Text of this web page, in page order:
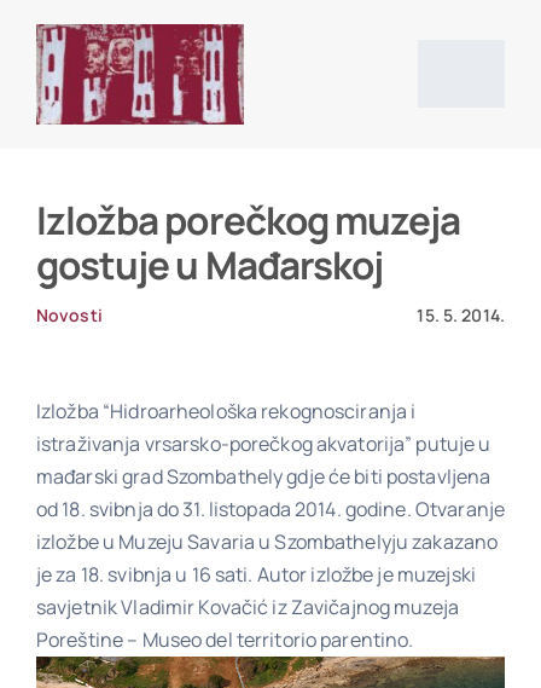
content
Vijesti
Projekti
Povijesni izvori i literatura
Poveznice
Izložba porečkog muzeja
gostuje u Mađarskoj
Novosti 15. 5. 2014.
Izložba “Hidroarheološka rekognosciranja i
istraživanja vrsarsko-porečkog akvatorija” putuje u
mađarski grad Szombathely gdje će biti postavljena
od 18. svibnja do 31. listopada 2014. godine. Otvaranje
izložbe u Muzeju Savaria u Szombathelyju zakazano
je za 18. svibnja u 16 sati. Autor izložbe je muzejski
savjetnik Vladimir Kovačić iz Zavičajnog muzeja
Poreštine – Museo del territorio parentino.